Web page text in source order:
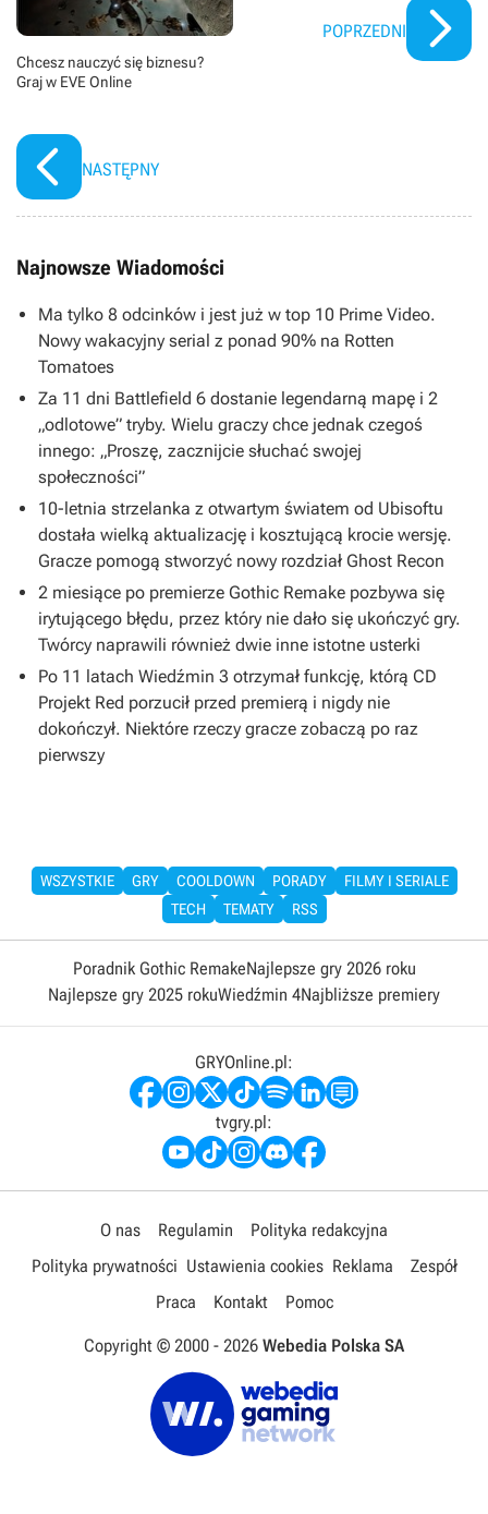
Chcesz nauczyć się biznesu?
Graj w EVE Online
NASTĘPNY
POPRZEDNI
Najnowsze Wiadomości
Ma tylko 8 odcinków i jest już w top 10 Prime Video.
Nowy wakacyjny serial z ponad 90% na Rotten
Tomatoes
Za 11 dni Battlefield 6 dostanie legendarną mapę i 2
„odlotowe” tryby. Wielu graczy chce jednak czegoś
innego: „Proszę, zacznijcie słuchać swojej
społeczności”
10-letnia strzelanka z otwartym światem od Ubisoftu
dostała wielką aktualizację i kosztującą krocie wersję.
Gracze pomogą stworzyć nowy rozdział Ghost Recon
2 miesiące po premierze Gothic Remake pozbywa się
irytującego błędu, przez który nie dało się ukończyć gry.
Twórcy naprawili również dwie inne istotne usterki
Po 11 latach Wiedźmin 3 otrzymał funkcję, którą CD
Projekt Red porzucił przed premierą i nigdy nie
dokończył. Niektóre rzeczy gracze zobaczą po raz
pierwszy
WSZYSTKIE GRY COOLDOWN PORADY
FILMY I SERIALE
TECH
TEMATY RSS
Poradnik Gothic RemakeNajlepsze gry 2026 roku
Najlepsze gry 2025 rokuWiedźmin 4Najbliższe premiery
GRYOnline.pl:
tvgry.pl:
O nas Regulamin
Polityka redakcyjna
Polityka prywatności Ustawienia cookies Reklama
Zespół
Praca
Kontakt Pomoc
Copyright © 2000 - 2026 Webedia Polska SA